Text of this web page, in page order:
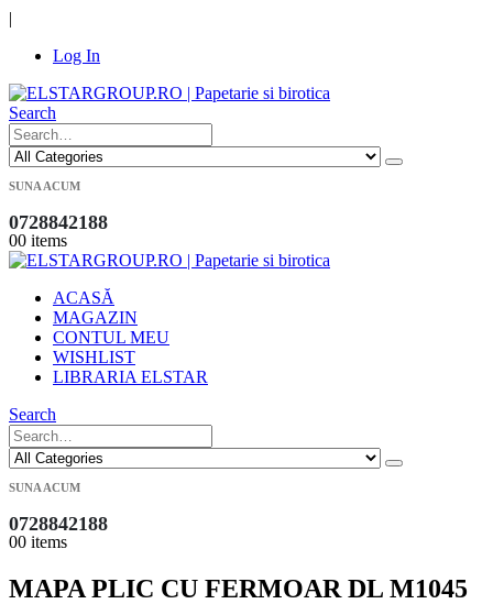
|
Log In
Search
SUNA ACUM
0728842188
00 items
ACASĂ
MAGAZIN
CONTUL MEU
WISHLIST
LIBRARIA ELSTAR
Search
SUNA ACUM
0728842188
00 items
MAPA PLIC CU FERMOAR DL M1045